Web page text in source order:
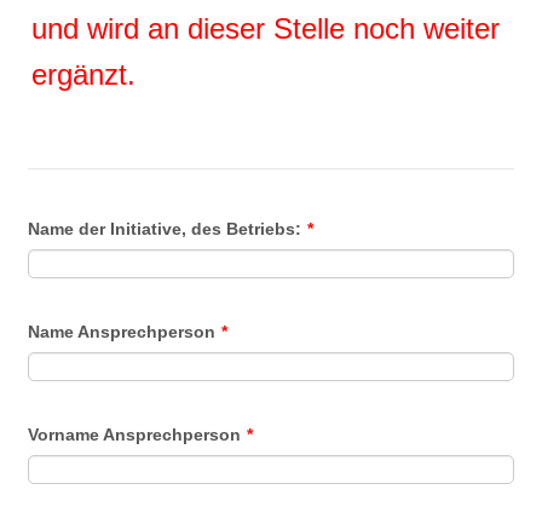
und wird an dieser Stelle noch weiter
ergänzt.
Name der Initiative, des Betriebs: *
Name Ansprechperson *
Vorname Ansprechperson *